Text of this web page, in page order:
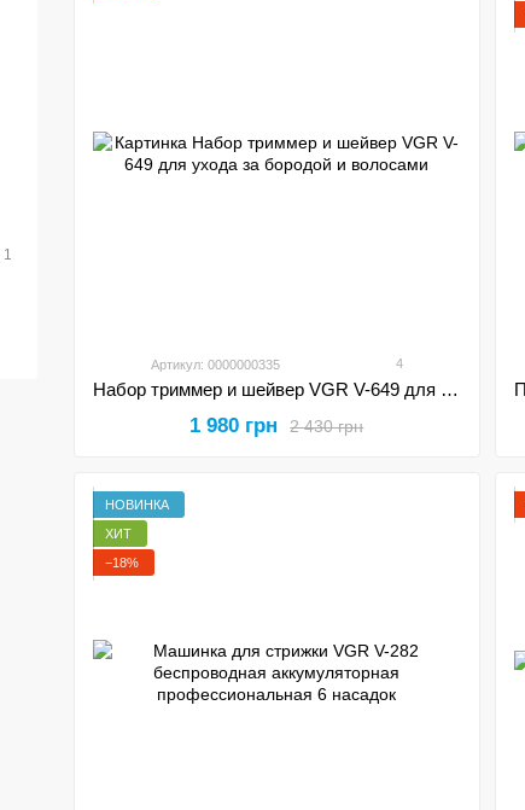
Артикул: 0000000335 4
Набор триммер и шейвер VGR V-649 для ухода за бородой и волосами
2 430 грн
1 980 грн
НОВИНКА
ХИТ
−18%
1